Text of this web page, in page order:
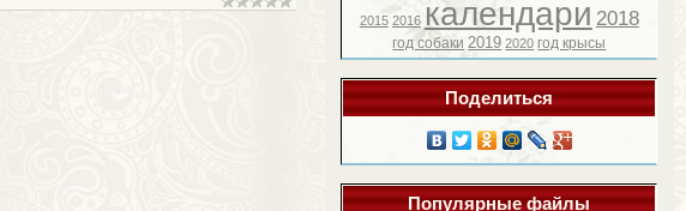
2015 2016 календари 2018
год собаки 2019 2020 год крысы
Поделиться
Популярные файлы